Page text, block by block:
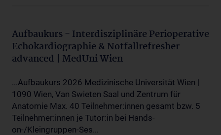
Aufbaukurs - Interdisziplinäre Perioperative
Echokardiographie & Notfallrefresher
advanced | MedUni Wien
...Aufbaukurs 2026 Medizinische Universität Wien |
1090 Wien, Van Swieten Saal und Zentrum für
Anatomie Max. 40 Teilnehmer:innen gesamt bzw. 5
Teilnehmer:innen je Tutor:in bei Hands-
on-/Kleingruppen-Ses...